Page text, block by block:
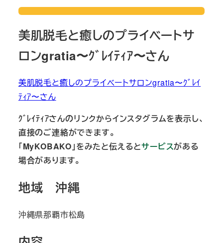
美肌脱毛と癒しのプライベートサ
ロンgratia〜ｸﾞﾚｲﾃｨｱ〜さん
美肌脱毛と癒しのプライベートサロンgratia〜ｸﾞﾚｲ
ﾃｨｱ〜さん
ｸﾞﾚｲﾃｨｱさんのリンクからインスタグラムを表示し、
直接のご連絡ができます。
「MyKOBAKO」をみたと伝えるとサービスがある
場合があります。
地域 沖縄
沖縄県那覇市松島